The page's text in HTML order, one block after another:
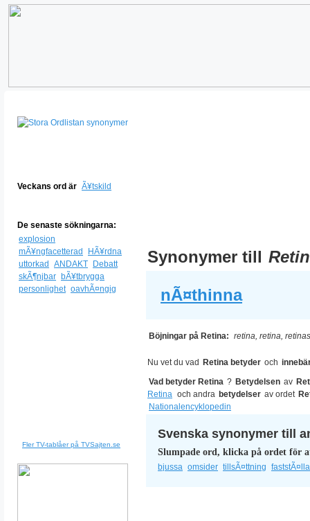
Veckans ord är Ã¥tskild
De senaste sökningarna:
explosion
mÃ¥ngfacetterad
HÃ¥rdna
uttorkad
ANDAKT
Debatt
skÃ¶njbar bÃ¥tbrygga
personlighet oavhÃ¤ngig
Fler TV-tablåer på TVSajten.se
Synonymer till
nÃ¤thinna
Böjningar på Retina: retina, retina,
Nu vet du vad Retina betyder och
Vad betyder Retina ? Betydelsen av
Retina och andra betydelser av ordet
Nationalencyklopedin
Svenska synonymer till
Slumpade ord, klicka på ordet för
bjussa omsider tillsÃ¤ttning